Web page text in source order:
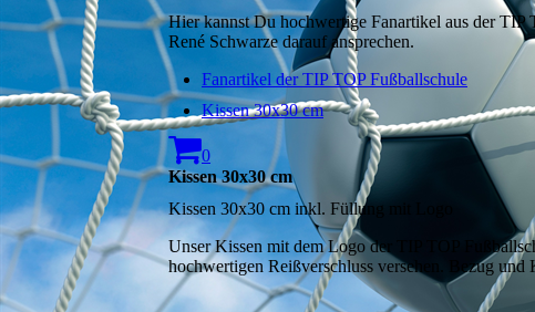
Hier kannst Du hochwertige Fanartikel aus der
René Schwarze darauf ansprechen.
Fanartikel der TIP TOP Fußballschule
Kissen 30x30 cm
0
Kissen 30x30 cm
Kissen 30x30 cm inkl. Füllung mit Logo
Unser Kissen mit dem Logo der TIP TOP
hochwertigen Reißverschluss versehen. Bezug und